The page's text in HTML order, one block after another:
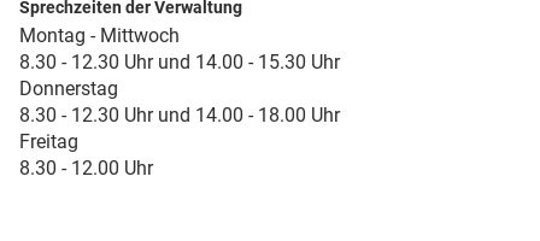
Sprechzeiten der Verwaltung
Montag - Mittwoch
8.30 - 12.30 Uhr und 14.00 - 15.30 Uhr
Donnerstag
8.30 - 12.30 Uhr und 14.00 - 18.00 Uhr
Freitag
8.30 - 12.00 Uhr